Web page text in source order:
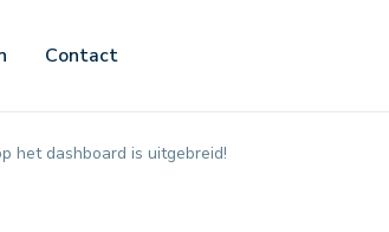
Contact
het dashboard is uitgebreid!